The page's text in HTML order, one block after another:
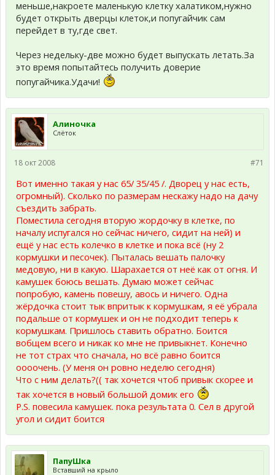
меньше,накроете маленькую клетку халатиком,нужно
будет открыть дверцы клеток,и попугайчик сам
перейдет в ту,где свет.
Через недельку-две можно будет выпускать летать.За
это время попытайтесь получить доверие
попугайчика.Удачи!
Алиночка
Слёток
#71
18 окт 2008
Вот именно такая у нас 65/ 35/45 /. Дворец у нас есть,
огромный). Сколько по размерам нескажу надо на дачу
съездить забрать.
Поместила сегодня вторую жордочку в клетке, по
началу испугался но сейчас ничего, сидит на ней) и
ещё у нас есть колечко в клетке и пока всё (ну 2
кормушки и песочек). Пыталась вешать палочку
медовую, ни в какую. Шарахается от неё как от огня. И
камушек боюсь вешать. Думаю может сейчас
попробую, камень повешу, авось и ничего. Одна
жёрдочка стоит тык впритык к кормушкам, я её убрала
подальше от кормушек и он не подходит теперь к
кормушкам. Пришлось ставить обратно. Боится
вобщем всего и никак ко мне не привыкнет. Конечно
не тот страх что сначала, но всё равно боится
оооочень. (У меня он ровно неделю сегодня)
Что с ним делать?(( так хочется чтоб привык скорее и
так хочется в новый большой домик его
P.S. повесила камушек. пока результата 0. Сел в другой
угол и сидит боится
ПапуШка
Вставший на крыло